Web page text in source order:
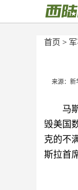
首页 >
来源：新
马
毁美国
克的不
斯拉首